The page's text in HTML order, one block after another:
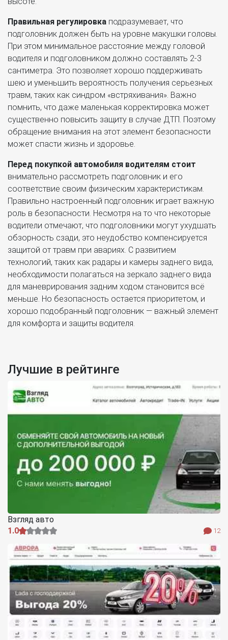
Правильная регулировка подразумевает, что
подголовник должен быть на уровне макушки головы.
При этом минимальное расстояние между головой
водителя и подголовником должно составлять 2-3
сантиметра. Это позволяет хорошо поддерживать
шею и уменьшить вероятность получения серьезных
травм, таких как синдром «встряхивания». Важно
помнить, что даже маленькая корректировка может
существенно повысить защиту в случае ДТП. Поэтому
обращение внимания на этот элемент безопасности
может спасти жизнь и здоровье.
Перед покупкой автомобиля водителям стоит
внимательно рассмотреть подголовник и его
соответствие своим физическим характеристикам.
Правильно настроенный подголовник играет важную
роль в безопасности. Несмотря на то что некоторые
водители отмечают, что подголовники могут ухудшать
обзорность сзади, это неудобство компенсируется
защитой от травм при авариях. С развитием
технологий, таких как радары и камеры заднего вида,
необходимости полагаться на зеркало заднего вида
для маневрирования задним ходом становится всё
меньше. Но безопасность остается приоритетом, и
хорошо подобранный подголовник — важный элемент
для комфорта и защиты водителя.
Лучшие в рейтинге
Взгляд авто
1.0
12